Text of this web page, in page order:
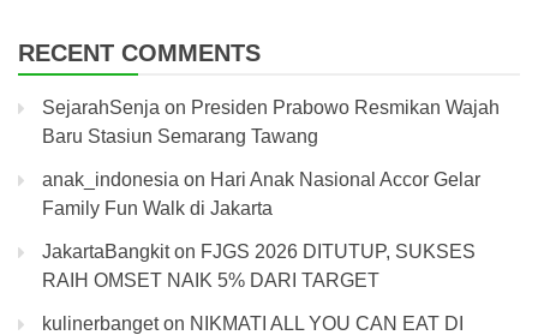
RECENT COMMENTS
SejarahSenja on Presiden Prabowo Resmikan Wajah
Baru Stasiun Semarang Tawang
anak_indonesia on Hari Anak Nasional Accor Gelar
Family Fun Walk di Jakarta
JakartaBangkiton FJGS 2026 DITUTUP, SUKSES
RAIH OMSET NAIK 5% DARI TARGET
kulinerbangeton NIKMATI ALL YOU CAN EAT DI